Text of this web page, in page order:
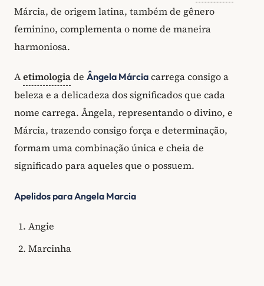
Márcia, de origem latina, também de gênero
feminino, complementa o nome de maneira
harmoniosa.
Aetimologiade Ângela Márcia carrega consigo a
beleza e a delicadeza dos significados que cada
nome carrega. Ângela, representando o divino, e
Márcia, trazendo consigo força e determinação,
formam uma combinação única e cheia de
significado para aqueles que o possuem.
Apelidos para Angela Marcia
Angie
Marcinha